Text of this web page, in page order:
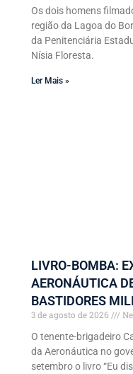
Os dois homens
região da Lagoa do
da Penitenciária
Nísia Floresta.
Ler Mais »
LIVRO-BOMBA:
AERONÁUTICA
BASTIDORES
3 de agosto de 2026
O tenente-brigadeiro
da Aeronáutica no
setembro o livro “Eu